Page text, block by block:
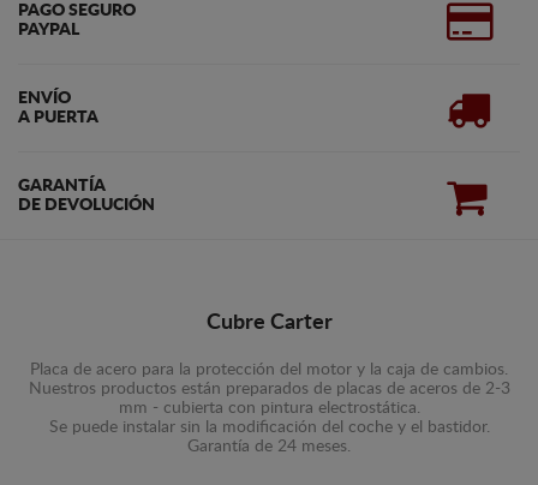
PAGO SEGURO
PAYPAL
ENVÍO
A PUERTA
GARANTÍA
DE DEVOLUCIÓN
Cubre Carter
Placa de acero para la protección del motor y la caja de cambios.
Nuestros productos están preparados de placas de aceros de 2-3
mm - cubierta con pintura electrostática.
Se puede instalar sin la modificación del coche y el bastidor.
Garantía de 24 meses.